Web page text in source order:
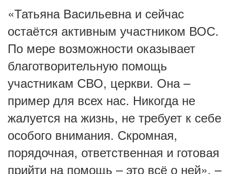
«Татьяна Васильевна и сейчас
остаётся активным участником ВОС.
По мере возможности оказывает
благотворительную помощь
участникам СВО, церкви. Она –
пример для всех нас. Никогда не
жалуется на жизнь, не требует к себе
особого внимания. Скромная,
порядочная, ответственная и готовая
прийти на помощь – это всё о ней», –